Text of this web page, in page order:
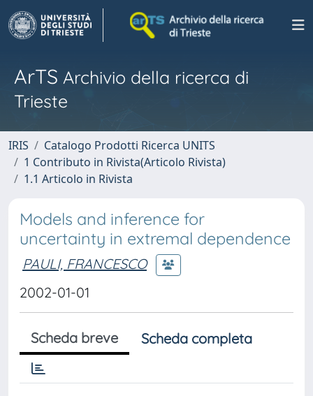
ArTS Archivio della ricerca di
Trieste
IRIS
Catalogo Prodotti Ricerca UNITS
1 Contributo in Rivista(Articolo Rivista)
1.1 Articolo in Rivista
Models and inference for
uncertainty in extremal dependence
PAULI, FRANCESCO
2002-01-01
Scheda breve Scheda completa